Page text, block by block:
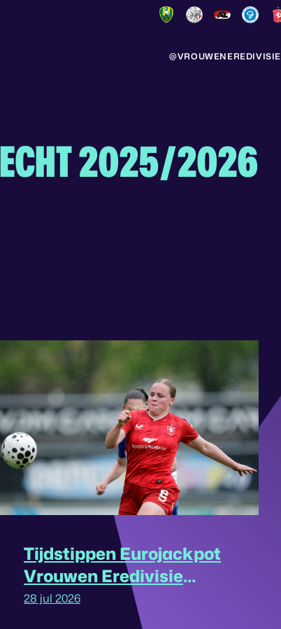
@VROUWENEREDIVISIE
2025/2026
Tijdstippen Eurojackpot
Vrouwen Eredivisie
omgedraaid
28 jul 2026